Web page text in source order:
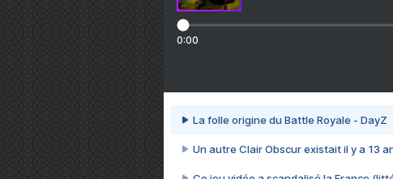
0:00
La folle origine du Battle Royale - DayZ
Un autre Clair Obscur existait il y a 13